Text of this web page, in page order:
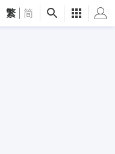
繁 简